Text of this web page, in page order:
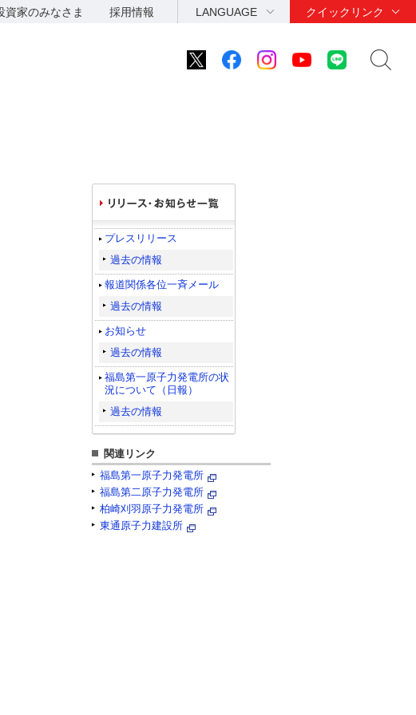
資家のみなさま 採用情報 LANGUAGE クイックリンク
プレスリリース
過去の情報
報道関係各位一斉メール
過去の情報
お知らせ
過去の情報
福島第一原子力発電所の状
況について（日報）
過去の情報
関連リンク
福島第一原子力発電所
福島第二原子力発電所
柏崎刈羽原子力発電所
東通原子力建設所